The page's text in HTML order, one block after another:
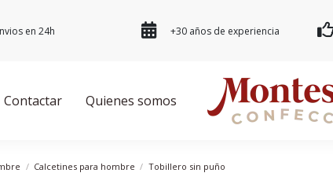
en 24h +30 años de experiencia
Contactar Quienes somos
Calcetines para hombre Tobillero sin puño